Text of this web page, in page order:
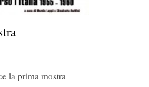
la prima mostra